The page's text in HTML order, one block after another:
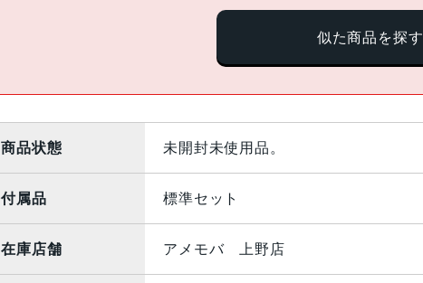
似た商品を探す
商品状態 未開封未使用品。
付属品 標準セット
在庫店舗 アメモバ 上野店